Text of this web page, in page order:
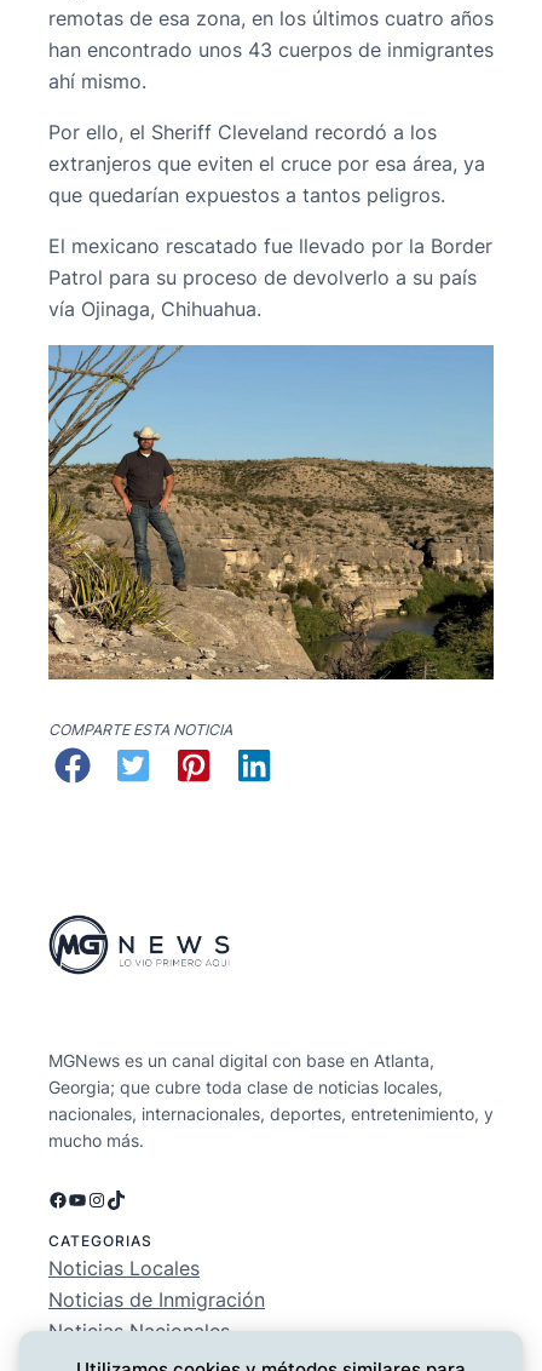
remotas de esa zona, en los últimos cuatro años
han encontrado unos 43 cuerpos de inmigrantes
ahí mismo.
Por ello, el Sheriff Cleveland recordó a los
extranjeros que eviten el cruce por esa área, ya
que quedarían expuestos a tantos peligros.
El mexicano rescatado fue llevado por la Border
Patrol para su proceso de devolverlo a su país
vía Ojinaga, Chihuahua.
COMPARTE ESTA NOTICIA
MGNews es un canal digital con base en Atlanta,
Georgia; que cubre toda clase de noticias locales,
nacionales, internacionales, deportes, entretenimiento, y
mucho más.
Facebook
YouTube
Instagram
TikTok
CATEGORIAS
Noticias Locales
Noticias de Inmigración
Noticias Nacionales
Deportes